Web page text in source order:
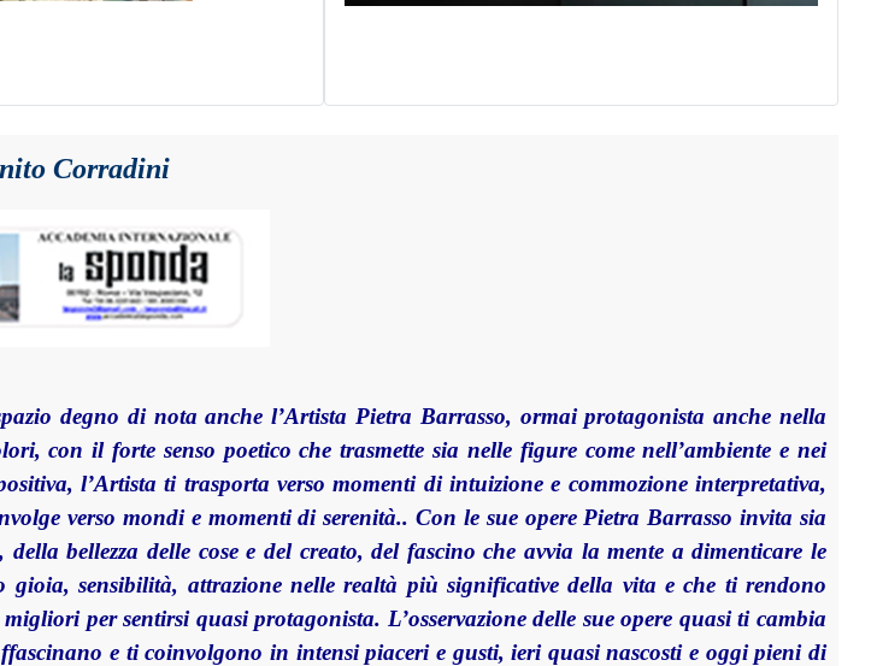
Corradini
degno di nota anche l’Artista Pietra Barrasso, ormai protagonista anche nella
con il forte senso poetico che trasmette sia nelle figure come nell’ambiente e nei
l’Artista ti trasporta verso momenti di intuizione e commozione interpretativa,
verso mondi e momenti di serenità.. Con le sue opere Pietra Barrasso invita sia
bellezza delle cose e del creato, del fascino che avvia la mente a dimenticare le
sensibilità, attrazione nelle realtà più significative della vita e che ti rendono
per sentirsi quasi protagonista. L’osservazione delle sue opere quasi ti cambia
e ti coinvolgono in intensi piaceri e gusti, ieri quasi nascosti e oggi pieni di